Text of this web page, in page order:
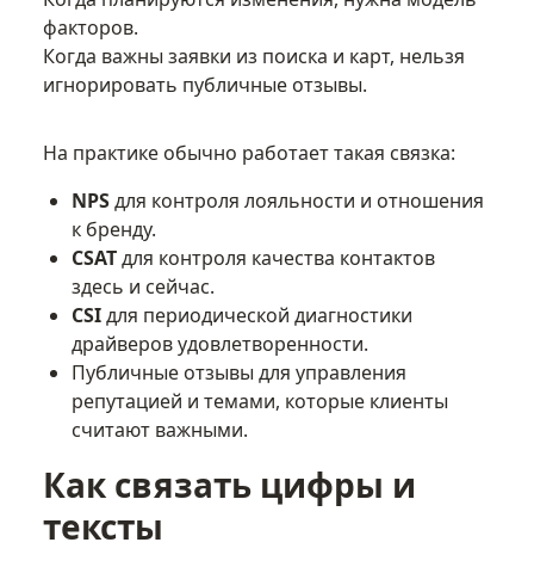
факторов.
Когда важны заявки из поиска и карт, нельзя
игнорировать публичные отзывы.
На практике обычно работает такая связка:
NPSдля контроля лояльности и отношения
к бренду.
CSATдля контроля качества контактов
здесь и сейчас.
CSIдля периодической диагностики
драйверов удовлетворенности.
Публичные отзывы для управления
репутацией и темами, которые клиенты
считают важными.
Как связать цифры и
тексты